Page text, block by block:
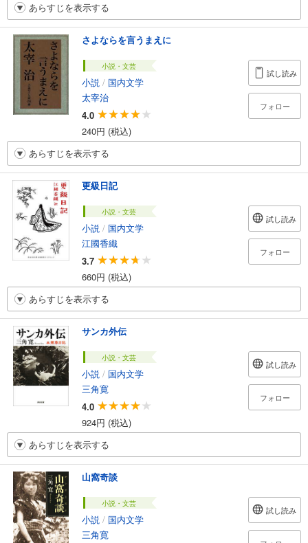
あらすじを表示する
さよならを言うまえに
小説・文芸
小説 / 国内文学
太宰治
4.0
240円 (税込)
試し読み
フォロー
あらすじを表示する
更級日記
小説・文芸
小説 / 国内文学
江國香織
3.7
660円 (税込)
試し読み
フォロー
あらすじを表示する
サンカ外伝
小説・文芸
小説 / 国内文学
三角寛
4.0
924円 (税込)
試し読み
フォロー
あらすじを表示する
山窩奇談
小説・文芸
小説 / 国内文学
三角寛
試し読み